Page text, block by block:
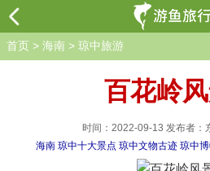
首页 > 海南 > 琼中旅游
百花岭
时间：2022-09-13 发布者：
海南 琼中十大景点 琼中文物古迹 琼中